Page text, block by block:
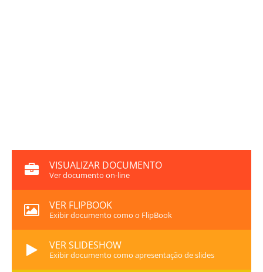
VISUALIZAR DOCUMENTO
Ver documento on-line
VER FLIPBOOK
Exibir documento como o FlipBook
VER SLIDESHOW
Exibir documento como apresentação de slides